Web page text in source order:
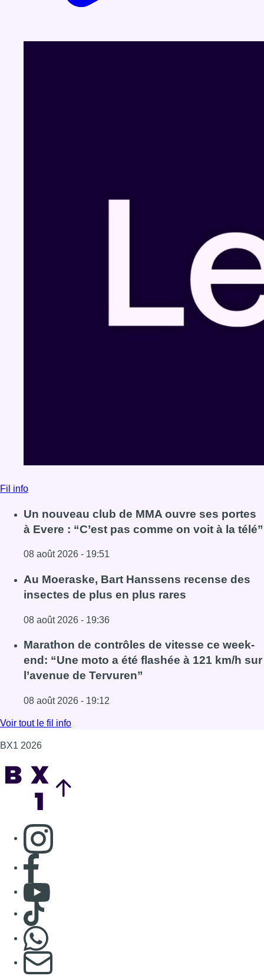
Fil info
Un nouveau club de MMA ouvre ses portes
à Evere : “C’est pas comme on voit à la télé”
08 août 2026 - 19:51
Lire l'article Un nouveau club de MMA ouvre ses portes à
Au Moeraske, Bart Hanssens recense des
insectes de plus en plus rares
08 août 2026 - 19:36
Lire l'article Au Moeraske, Bart Hanssens recense des
Marathon de contrôles de vitesse ce week-
end: “Une moto a été flashée à 121 km/h sur
l’avenue de Tervuren”
08 août 2026 - 19:12
Lire l'article Marathon de contrôles de vitesse ce week-
Voir tout le fil info
BX1 2026
Consulter page Instagram
Consulter page Facebook
Consulter Youtube
Consulter TikTok
S'abonner à notre newsletter